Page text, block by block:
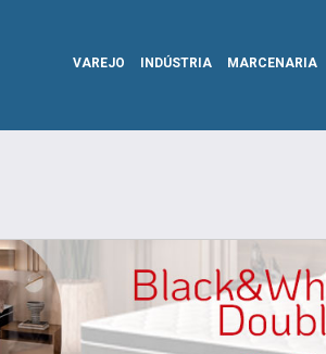
VAREJO INDÚSTRIA MARCENARIA